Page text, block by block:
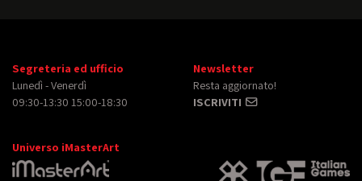
Segreteria ed ufficio
Lunedì - Venerdì
09:30-13:30 15:00-18:30
Newsletter
Resta aggiornato!
ISCRIVITI
Universo iMasterArt